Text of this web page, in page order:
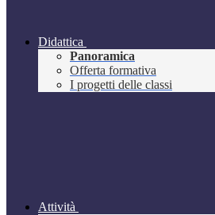
Didattica
Panoramica
Offerta formativa
I progetti delle classi
Attività